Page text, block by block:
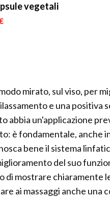
vegetali
mirato, sul viso, per
e una positiva
abbia un'applicazione
è fondamentale, anche
bene il sistema
del suo
di mostrare chiaramente
ai massaggi anche una